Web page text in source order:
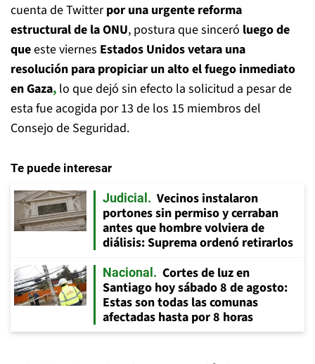
cuenta de Twitterpor una urgente reforma
estructural de la ONU, postura que sinceró luego de
queeste viernes Estados Unidos vetara una
resolución para propiciar un alto el fuego inmediato
en Gaza, lo que dejó sin efecto la solicitud a pesar de
esta fue acogida por 13 de los 15 miembros del
Consejo de Seguridad.
Te puede interesar
Judicial
Vecinos instalaron
portones sin permiso y cerraban
antes que hombre volviera de
diálisis: Suprema ordenó retirarlos
Nacional
Cortes de luz en
Santiago hoy sábado 8 de agosto:
Estas son todas las comunas
afectadas hasta por 8 horas